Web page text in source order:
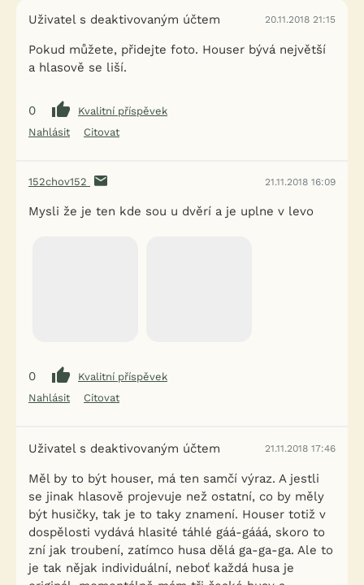
Uživatel s deaktivovaným účtem 20.11.2018 21:15
Pokud můžete, přidejte foto. Houser bývá největší
a hlasově se liší.
0
Kvalitní příspěvek
Nahlásit
Citovat
152chov152 21.11.2018 16:09
Mysli že je ten kde sou u dvěrí a je uplne v levo
0
Kvalitní příspěvek
Nahlásit
Citovat
Uživatel s deaktivovaným účtem 21.11.2018 17:46
Měl by to být houser, má ten samčí výraz. A jestli
se jinak hlasově projevuje než ostatní, co by měly
být husičky, tak je to taky znamení. Houser totiž v
dospělosti vydává hlasité táhlé gáá-gááá, skoro to
zní jak troubení, zatímco husa dělá ga-ga-ga. Ale to
je tak nějak individuální, neboť každá husa je